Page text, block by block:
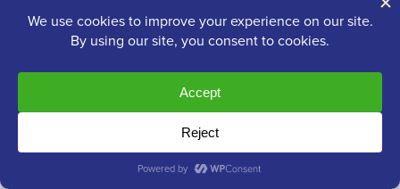
Agora você pode abrir a página onde deseja
adicionar a transmissão ao vivo do YouTube e clicar
no botão ‘Adicionar Bloco’ (+). Em seguida, incorpore
o bloco ‘Feeds For YouTube’ na página.
Agora você adicionou com sucesso um vídeo de
transmissão ao vivo do YouTube. Para mais